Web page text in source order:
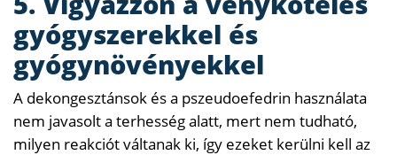
gyógyszerekkel és
gyógynövényekkel
A dekongesztánsok és a pszeudoefedrin használata
nem javasolt a terhesség alatt, mert nem tudható,
milyen reakciót váltanak ki, így ezeket kerülni kell az